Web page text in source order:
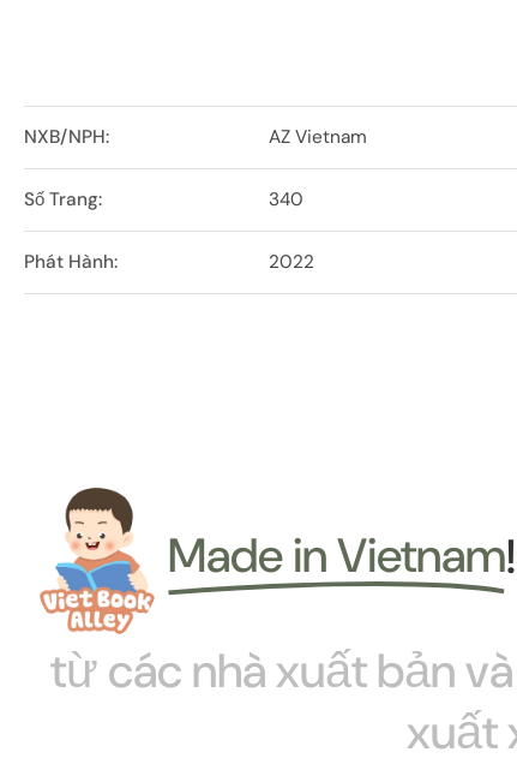
NXB/NPH: AZ Vietnam
Số Trang: 340
Phát Hành: 2022
Made in Vietnam!
từcácnhàxuất bảnvà
xuất